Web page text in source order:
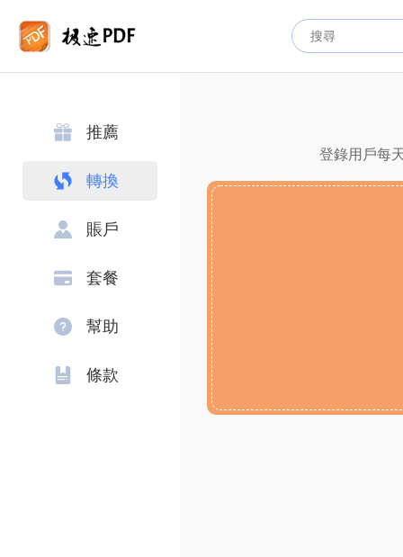
推薦
轉換
賬戶
套餐
幫助
條款
登錄用戶每